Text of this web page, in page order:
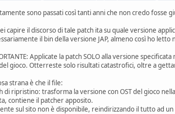
sono passati così tanti anni che non credo fosse
capire il discorso di tale patch ita su quale versione
il bin della versione JAP, almeno così ho
Applicate la patch SOLO alla versione
gioco. Otterreste solo risultati catastrofici, oltre a
strana è che il file:
di ripristino: trasforma la versione con OST del gioco
contiene il patcher apposito.
sul sito non è disponibile, reindirizzando il tutto ad